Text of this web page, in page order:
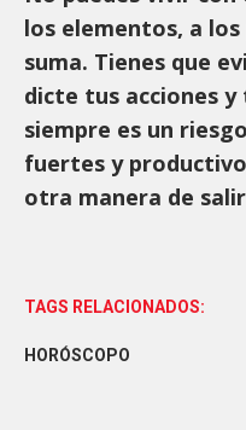
los elementos, a
suma. Tienes que
dicte tus acciones
siempre es un
fuertes y
otra manera de
TAGS RELACIONADOS:
HORÓSCOPO